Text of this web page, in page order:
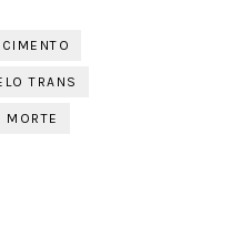
TRANS
MORTE